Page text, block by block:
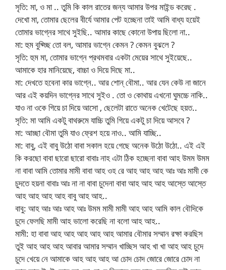
সৃতি: মা, ও মা .. তুমি কি কাল রাতের জন্য আমার উপর মাইন্ড করেছ .
দেখো মা, তোমার ছেলের বীর্যে আমার পেট হচ্ছেনা তাই আমি বাধ্য হয়েই
তোমার ভাগ্নের সাথে সুইছি.. আমার কাছে কোনো উপায় ছিলো না..
মা: হুম বুঝ্চ্ছি তো বল, আমার ভাগ্নে কেমন ? কেমন বুঝলে ?
সৃতি: হুম মা, তোমার ভাগ্নে প্রথমবার একটা মেয়ের সাথে সুইয়েছে..
আমাকে হার মানিয়েছে, বাচ্চা ও দিয়ে দিছে মা..
মা: দেখতে হবেনা কার ভাগ্নে.. আর শোন্ বৌমা.. আর যেন কেউ না জানে
আর এই কয়দিন ভাগ্নের সাথে সুইও . তো ও কোথায় এখনো ঘুমচ্চে নাকি..
যাও না ওকে গিয়ে চা দিয়ে আসো , ছেলেটা রাতে অনেক খেটেছে হয়ত..
সৃতি: মা আমি একটু বাথরুমে যাচ্চি তুমি গিয়ে একটু চা দিয়ে আসবে ?
মা: আচ্ছা বৌমা তুমি যাও ফ্রেশ হয়ে নাও.. আমি যাচ্ছি..
মা: বাবু, এই বাবু উঠো বাবা সকাল হয়ে গেছে অনেক উঠো উঠো.. এই এই
কি করছো বাবা ছারো ছারো বাবাঃ নাহ এটা ঠিক হচ্ছেনা বাবা আহ উমম উমম
না বাবা আমি তোমার মামী বাবা আহ ওহ রে আহ আহ আহ আঃ আঃ মামী কে
চুদতে হয়না বাবাঃ আঃ না না বাবা চুদেনা বাবা আহ আহ আহ আস্তে আস্তে
আহ আহ আহ আহ বাবু আহ আহ..
বাবু: আহ আঃ আঃ আহ আঃ উমম মামী মামী আহ আহ আমি কাল বৌদিকে
চুদে ফেলছি মামী আহ ভালো করেছি না বলো আহ আহ..
মামী: হা বাবা আহ আহ আহ আহ আহ আমার বৌমার সম্মান রক্ষা করছিস
তুই আহ আহ আহ আবার আমার সম্মান খাচ্ছিস আহ খা খা আহ আহ চুদে
চুদে খেয়ে নে আমাকে আহ আহ আহ আ চোদ চোদ জোরে জোরে চোদ না